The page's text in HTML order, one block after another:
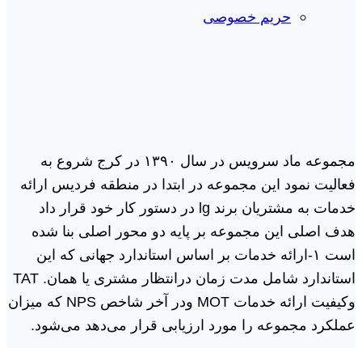
حریم خصوصی
مجموعه ماد سرویس در سال ١٣٩٠ در کرج شروع به
فعالیت نمود این مجموعه در ابتدا در منطقه فردیس ارائه
خدمات به مشتریان برند lg در دستور کار خود قرار داد
هدف اصلی این مجموعه بر پایه دو محور اصلی بنا شده
است ١-ارائه خدمات بر اساس استاندارد جهانی که این
استاندارد شامل مدت زمان درانتظار مشتری یا همان. TAT
وکیفیت ارائه خدمات MOT ودر آخر شاخص NPS که میزان
عملکرد مجموعه را مورد ارزیابی قرار می‌دهد می‌شود.